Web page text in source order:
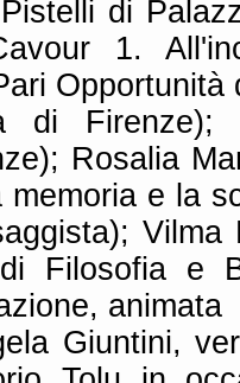
di
1.
Opportunità
di Firenze);
Rosalia
memoria e la
Vilma
Filosofia e
animata
Giuntini,